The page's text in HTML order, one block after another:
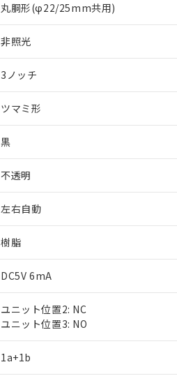
丸胴形(φ22/25mm共用)
非照光
3ノッチ
ツマミ形
黒
不透明
左右自動
樹脂
DC5V 6mA
ユニット位置2: NC
ユニット位置3: NO
1a+1b※1 対応状況